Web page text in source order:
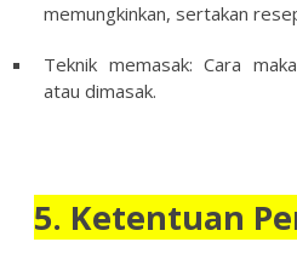
memungkinkan, sertakan
Teknik memasak: Cara
atau dimasak.
5. Ketentuan